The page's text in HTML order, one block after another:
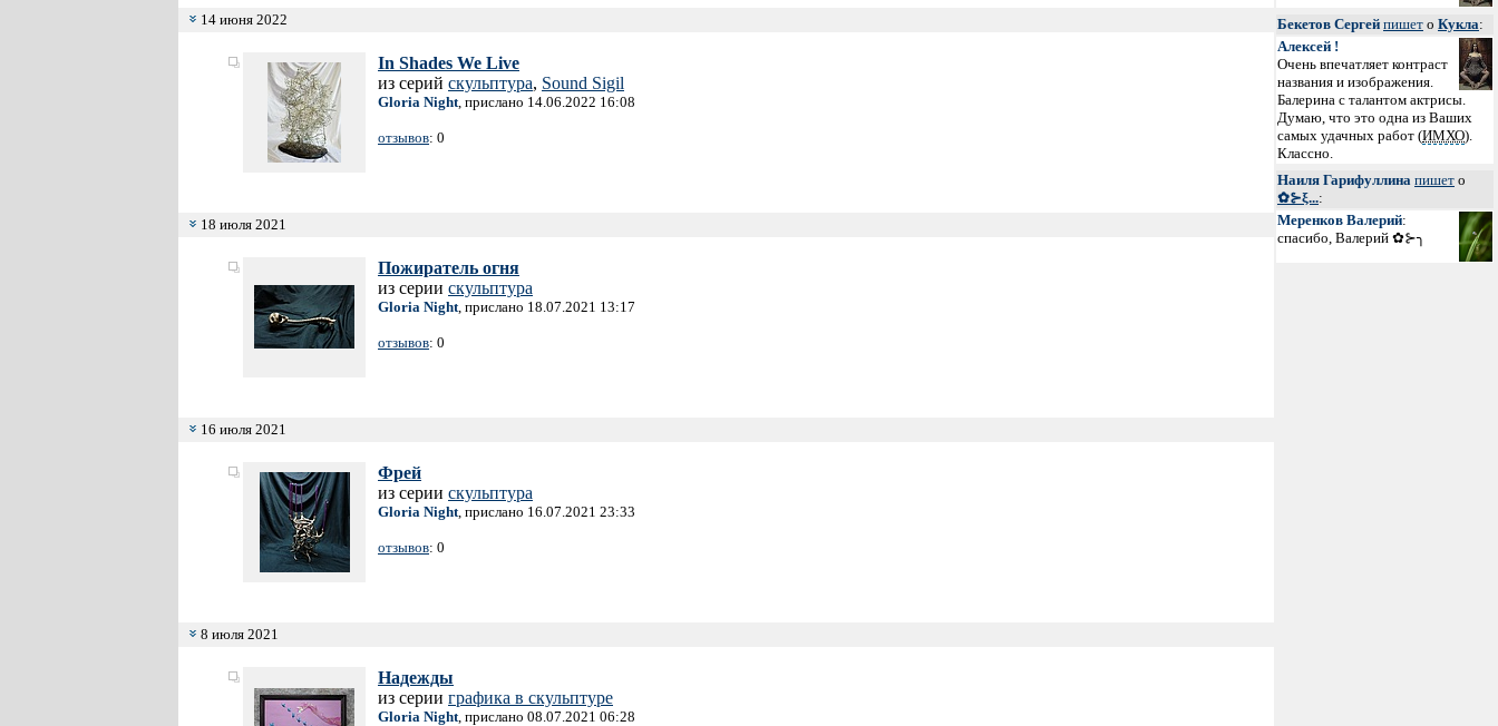
14 июня 2022
In Shades We Live
из серий скульптура, Sound Sigil
Gloria Night, прислано 14.06.2022 16:08
отзывов: 0
18 июля 2021
Пожиратель огня
из серии скульптура
Gloria Night, прислано 18.07.2021 13:17
отзывов: 0
16 июля 2021
Фрей
из серии скульптура
Gloria Night, прислано 16.07.2021 23:33
отзывов: 0
8 июля 2021
Надежды
из серии графика в скульптуре
Gloria Night, прислано 08.07.2021 06:28
Бекетов Сергей пишет о Кукла:
Алексей !
Очень впечатляет контраст
названия и изображения.
Балерина с талантом актрисы.
Думаю, что это одна из Ваших
самых удачных работ (ИМХО).
Классно.
Наиля Гарифуллина пишет о
✿⊱ξ...:
Меренков Валерий:
спасибо, Валерий ✿⊱╮